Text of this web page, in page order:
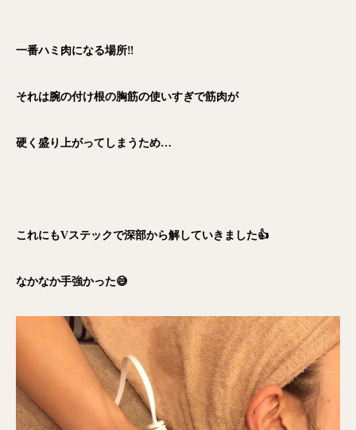
一番ハミ肉になる場所‼️
それは腕の付け根の胸筋の使いすぎで筋肉が
硬く盛り上がってしまうため…
これにもVステックで深部から解していきました👍
なかなか手強かった😅